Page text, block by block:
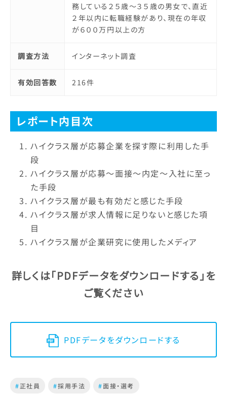
務している２５歳～３５歳の男女で、直近
２年以内に転職経験があり、現在の年収
が６００万円以上の方
調査方法 インターネット調査
有効回答数 216件
レポート内目次
ハイクラス層が応募企業を探す際に利用した手
段
ハイクラス層が応募～面接～内定～入社に至っ
た手段
ハイクラス層が最も有効だと感じた手段
ハイクラス層が求人情報に足りないと感じた項
目
ハイクラス層が企業研究に使用したメディア
詳しくは「PDFデータをダウンロードする」 を
ご覧ください
PDFデータをダウンロードする
#正社員 #採用手法 #面接・選考